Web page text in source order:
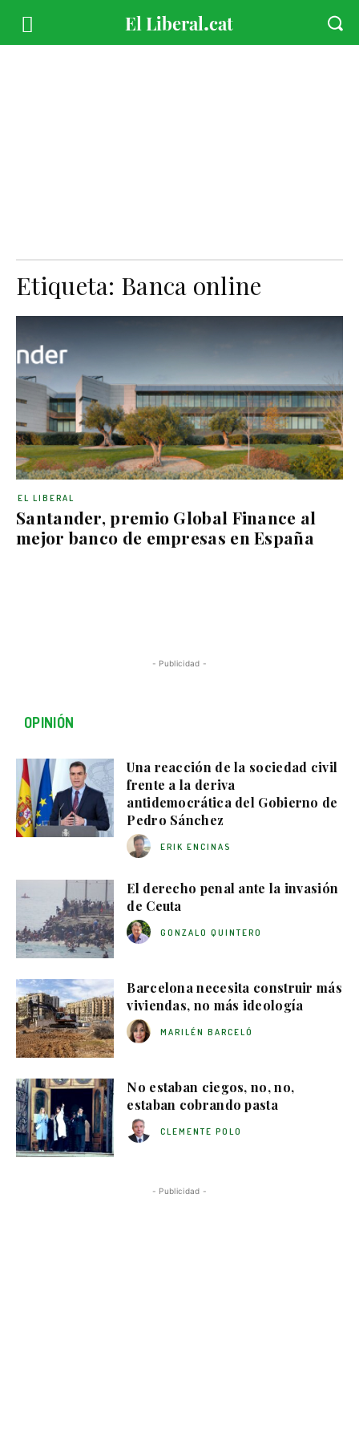
Etiqueta: Banca online
Santander, premio Global Finance al
mejor banco de empresas en España
EL LIBERAL
- Publicidad -
OPINIÓN
Una reacción de la sociedad civil
frente a la deriva
antidemocrática del Gobierno de
Pedro Sánchez
ERIK ENCINAS
El derecho penal ante la invasión
de Ceuta
GONZALO QUINTERO
Barcelona necesita construir más
viviendas, no más ideología
MARILÉN BARCELÓ
No estaban ciegos, no, no,
estaban cobrando pasta
CLEMENTE POLO
- Publicidad -